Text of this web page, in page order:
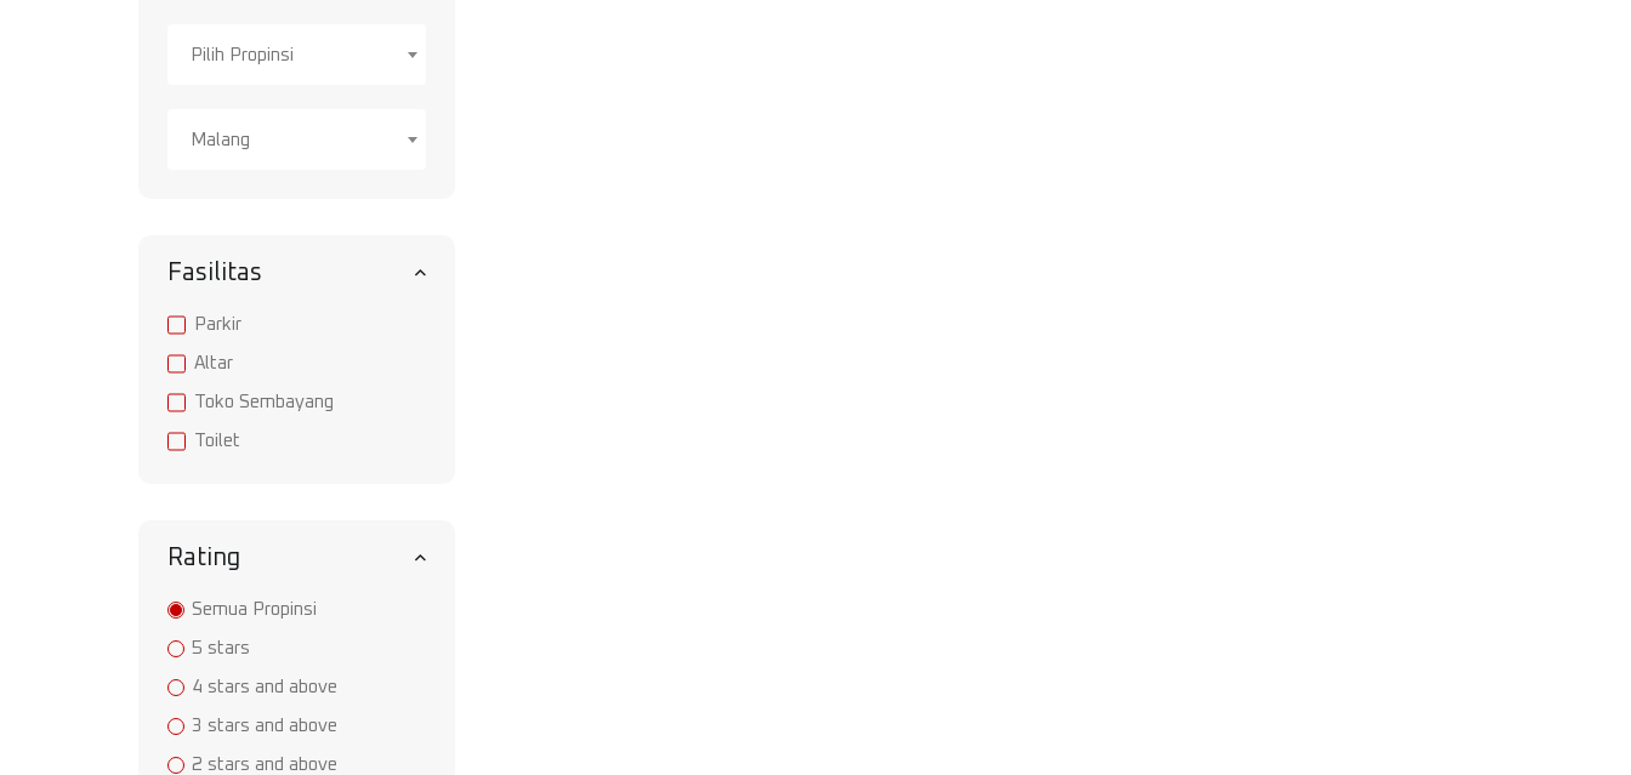
Pilih Propinsi
Malang
Fasilitas
Parkir
Altar
Toko Sembayang
Toilet
Rating
Semua Propinsi
5 stars
4 stars and above
3 stars and above
2 stars and above